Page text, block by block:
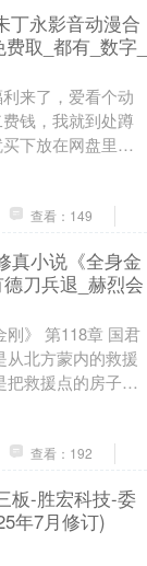
丁永影音动漫合
取_都有_数字_
来了，爱看个动
钱，我就到处蹲
下放在网盘里，
了，存着怎么都
查看：149
真小说《全身金
刀兵退_赫烈会
》 第118章 国君
从北方蒙内的救援
把救援点的房子和
为父母还在大莲
查看：192
板-胜宏科技-委
年7月修订)